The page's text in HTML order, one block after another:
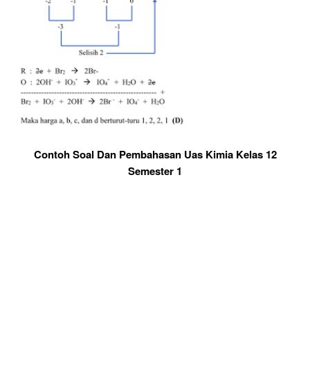
Contoh Soal Dan Pembahasan Uas Kimia Kelas 12
Semester 1